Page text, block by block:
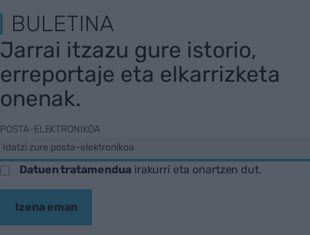
BULETINA
Jarrai itzazu gure istorio,
erreportaje eta elkarrizketa
onenak.
POSTA-ELEKTRONIKOA
Datuen tratamenduairakurri eta onartzen dut.
Izena eman